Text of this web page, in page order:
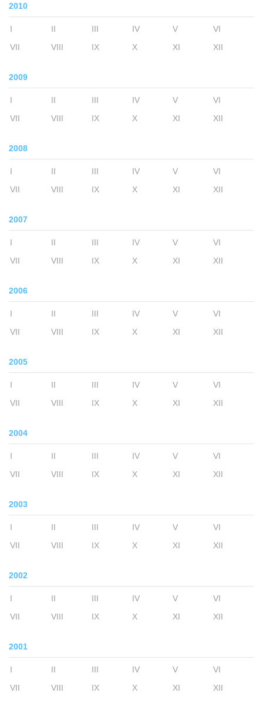
2010
I II III IV V
VI
VII
VIII IX X XI XII
2009
I II III IV V
VI
VII
VIII IX X XI XII
2008
I II III IV V
VI
VII
VIII IX X XI XII
2007
I II III IV V
VI
VII
VIII IX X XI XII
2006
I II III IV V
VI
VII
VIII IX X XI XII
2005
I II III IV V
VI
VII
VIII IX X XI XII
2004
I II III IV V
VI
VII
VIII IX X XI XII
2003
I II III IV V
VI
VII
VIII IX X XI XII
2002
I II III IV V
VI
VII
VIII IX X XI XII
2001
I II III IV V
VI
VII
VIII IX X XI XII